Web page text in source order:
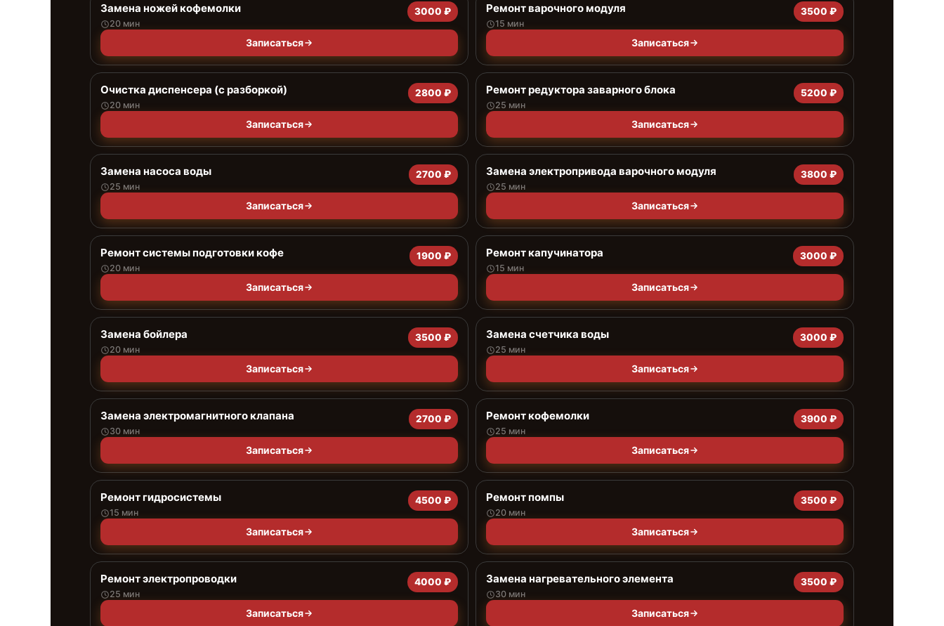
Замена ножей кофемолки
20 мин
3000 ₽
Записаться
Ремонт варочного модуля
15 мин
3500 ₽
Записаться
Очистка диспенсера (с разборкой)
20 мин
2800 ₽
Записаться
Ремонт редуктора заварного блока
25 мин
5200 ₽
Записаться
Замена насоса воды
25 мин
2700 ₽
Записаться
Замена электропривода варочного модуля
25 мин
3800 ₽
Записаться
Ремонт системы подготовки кофе
20 мин
1900 ₽
Записаться
Ремонт капучинатора
15 мин
3000 ₽
Записаться
Замена бойлера
20 мин
3500 ₽
Записаться
Замена счетчика воды
25 мин
3000 ₽
Записаться
Замена электромагнитного клапана
30 мин
2700 ₽
Записаться
Ремонт кофемолки
25 мин
3900 ₽
Записаться
Ремонт гидросистемы
15 мин
4500 ₽
Записаться
Ремонт помпы
20 мин
3500 ₽
Записаться
Ремонт электропроводки
25 мин
4000 ₽
Записаться
Замена нагревательного элемента
30 мин
3500 ₽
Записаться